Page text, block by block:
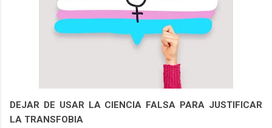
DEJAR DE USAR LA CIENCIA FALSA PARA JUSTIFICAR
LA TRANSFOBIA